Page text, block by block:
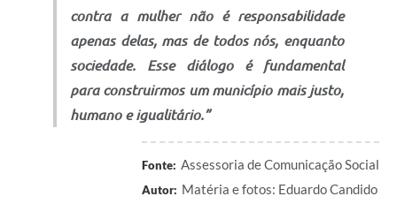
contra a mulher não é responsabilidade
apenas delas, mas de todos nós, enquanto
sociedade. Esse diálogo é fundamental
para construirmos um município mais justo,
humano e igualitário.”
Fonte: Assessoria de Comunicação Social
Autor: Matéria e fotos: Eduardo Candido